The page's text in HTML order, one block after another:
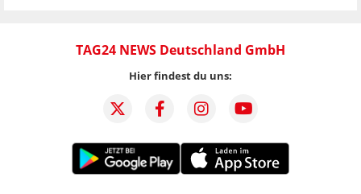
TAG24 NEWS Deutschland GmbH
Hier findest du uns: